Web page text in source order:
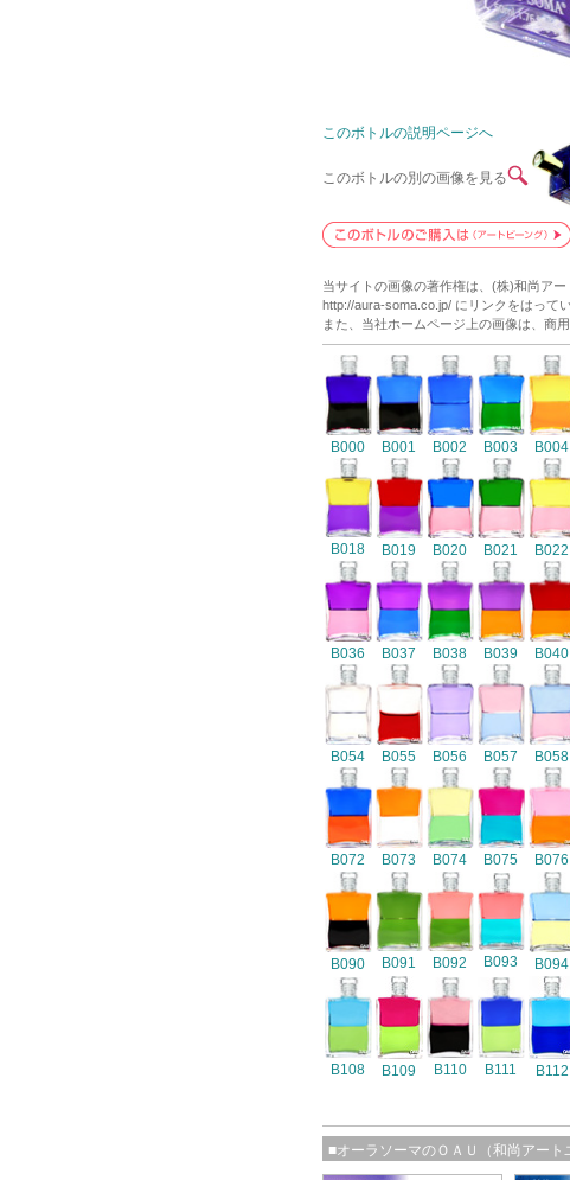
このボトルの説明ページへ
このボトルの別の画像を見る
当サイトの画像の著作権は、(株)和尚ア
http://aura-soma.co.jp/ にリンクをはって
また、当社ホームページ上の画像は、商
B000 B001 B002 B003 B004
B018 B019 B020 B021 B022
B036 B037 B038 B039 B040
B054 B055 B056 B057 B058
B072 B073 B074 B075 B076
B090 B091 B092 B093 B094
B108 B109 B110 B111 B112
■オーラソーマのＯＡＵ（和尚アー